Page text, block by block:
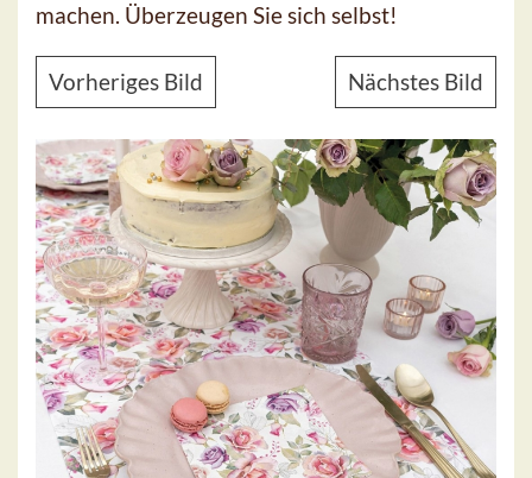
machen. Überzeugen Sie sich selbst!
Vorheriges Bild Nächstes Bild